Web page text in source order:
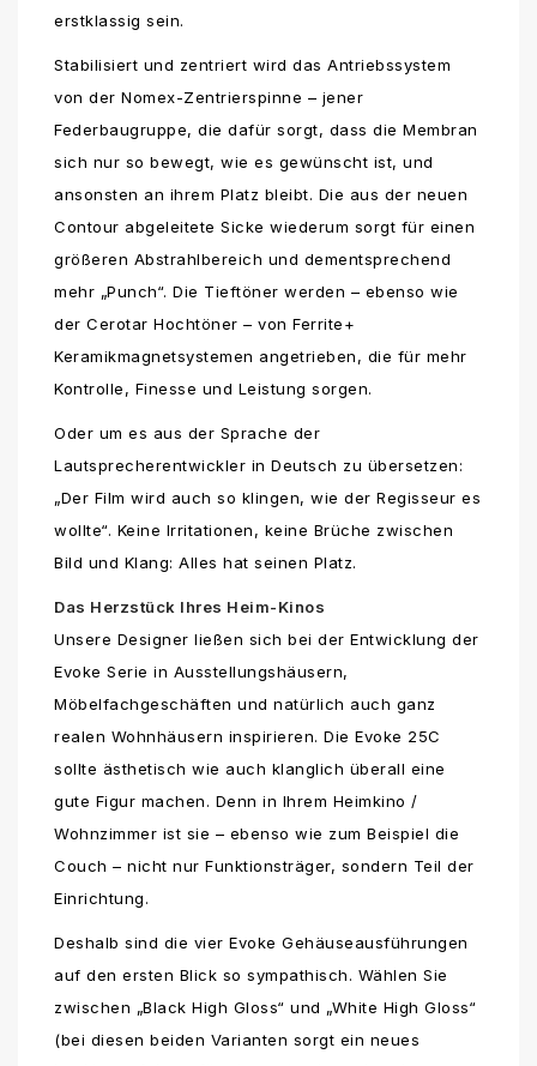
erstklassig sein.
Stabilisiert und zentriert wird das Antriebssystem
von der Nomex-Zentrierspinne – jener
Federbaugruppe, die dafür sorgt, dass die Membran
sich nur so bewegt, wie es gewünscht ist, und
ansonsten an ihrem Platz bleibt. Die aus der neuen
Contour abgeleitete Sicke wiederum sorgt für einen
größeren Abstrahlbereich und dementsprechend
mehr „Punch“. Die Tieftöner werden – ebenso wie
der Cerotar Hochtöner – von Ferrite+
Keramikmagnetsystemen angetrieben, die für mehr
Kontrolle, Finesse und Leistung sorgen.
Oder um es aus der Sprache der
Lautsprecherentwickler in Deutsch zu übersetzen:
„Der Film wird auch so klingen, wie der Regisseur es
wollte“. Keine Irritationen, keine Brüche zwischen
Bild und Klang: Alles hat seinen Platz.
Das Herzstück Ihres Heim-Kinos
Unsere Designer ließen sich bei der Entwicklung der
Evoke Serie in Ausstellungshäusern,
Möbelfachgeschäften und natürlich auch ganz
realen Wohnhäusern inspirieren. Die Evoke 25C
sollte ästhetisch wie auch klanglich überall eine
gute Figur machen. Denn in Ihrem Heimkino /
Wohnzimmer ist sie – ebenso wie zum Beispiel die
Couch – nicht nur Funktionsträger, sondern Teil der
Einrichtung.
Deshalb sind die vier Evoke Gehäuseausführungen
auf den ersten Blick so sympathisch. Wählen Sie
zwischen „Black High Gloss“ und „White High Gloss“
(bei diesen beiden Varianten sorgt ein neues